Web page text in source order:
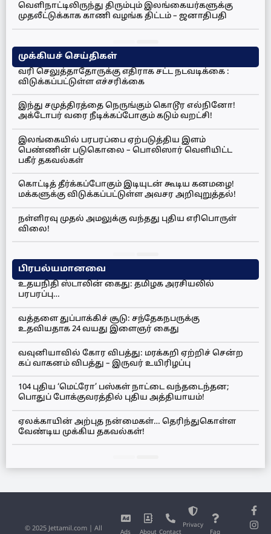
வெளிநாட்டிலிருந்து திரும்பும் இலங்கையர்களுக்கு
முதலீட்டுக்காக காணி வழங்க திட்டம் – ஜனாதிபதி
முக்கியச் செய்திகள்
வரி செலுத்தாதோருக்கு எதிராக சட்ட நடவடிக்கை :
விடுக்கப்பட்டுள்ள எச்சரிக்கை
இந்து சமுத்திரத்தை நெருங்கும் கொடூர எல்நினோ!
அக்டோபர் வரை நீடிக்கப்போகும் கடும் வறட்சி!
இலங்கையில் பரபரப்பை ஏற்படுத்திய இளம்
பெண்ணின் படுகொலை – பொலிஸார் வெளியிட்ட
பகீர் தகவல்கள்
கொட்டித் தீர்க்கப்போகும் இடியுடன் கூடிய கனமழை!
மக்களுக்கு விடுக்கப்பட்டுள்ள அவசர அறிவுறுத்தல்!
நள்ளிரவு முதல் அமலுக்கு வந்தது புதிய எரிபொருள்
விலை!
பிரபல்யமானவை
உதயநிதி ஸ்டாலின் கைது: தமிழக அரசியலில்
பரபரப்பு…
வத்தளை துப்பாக்கிச் சூடு: சந்தேகநபருக்கு
உதவியதாக 24 வயது இளைஞர் கைது
வவுனியாவில் கோர விபத்து: மரக்கறி ஏற்றிச் சென்ற
கப் வாகனம் விபத்து – இருவர் உயிரிழப்பு
104 புதிய ‘மெட்ரோ’ பஸ்கள் நாட்டை வந்தடைந்தன;
பொதுப் போக்குவரத்தில் புதிய அத்தியாயம்!
ஏலக்காயின் அற்புத நன்மைகள்… தெரிந்துகொள்ள
வேண்டிய முக்கிய தகவல்கள்!
Privacy
© 2025 Jettamil.com | All